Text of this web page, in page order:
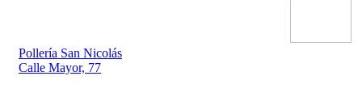
Pollería San Nicolás
Calle Mayor, 77